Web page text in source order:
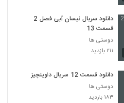
دانلود سریال نیسان آبی فصل 2
قسمت 13
دوستی ها
۲۱۱ بازدید
دانلود قسمت 12 سریال داوینچیز
دوستی ها
۱۸۳ بازدید